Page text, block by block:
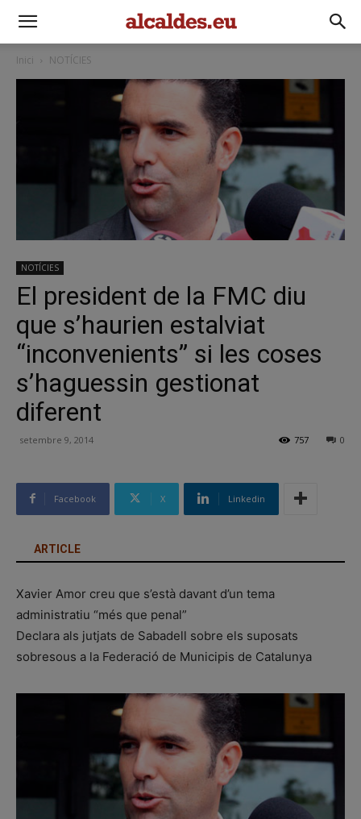
Inici NOTÍCIES
NOTÍCIES
El president de la FMC diu
que s’haurien estalviat
“inconvenients” si les coses
s’haguessin gestionat
diferent
setembre 9, 2014 0
757
Facebook X Linkedin
ARTICLE
Xavier Amor creu que s’està davant d’un tema
administratiu “més que penal”
Declara als jutjats de Sabadell sobre els suposats
sobresous a la Federació de Municipis de Catalunya